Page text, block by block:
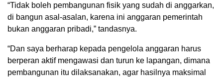
“Tidak boleh pembangunan fisik yang sudah di anggarkan,
di bangun asal-asalan, karena ini anggaran pemerintah
bukan anggaran pribadi,” tandasnya.
“Dan saya berharap kepada pengelola anggaran harus
berperan aktif mengawasi dan turun ke lapangan, dimana
pembangunan itu dilaksanakan, agar hasilnya maksimal